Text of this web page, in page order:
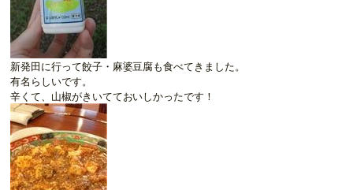
新発田に行って餃子・麻婆豆腐も食べてきました。
有名らしいです。
辛くて、山椒がきいてておいしかったです！